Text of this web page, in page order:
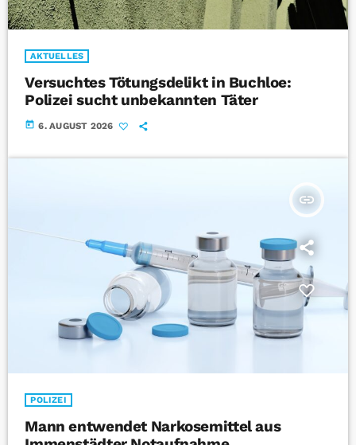
AKTUELLES
Versuchtes Tötungsdelikt in Buchloe:
Polizei sucht unbekannten Täter
today 6. AUGUST 2026
insert_link
POLIZEI
Mann entwendet Narkosemittel aus